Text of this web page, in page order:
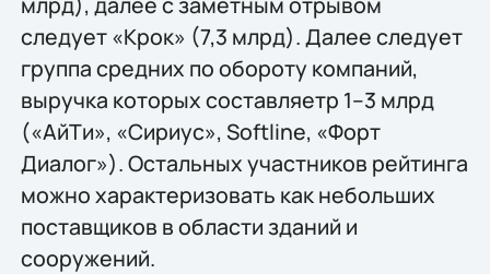
следует «Крок» (7,3 млрд). Далее следует
группа средних по обороту компаний,
выручка которых составляетp 1–3 млрд
(«АйТи», «Сириус», Softline, «Форт
Диалог»). Остальных участников рейтинга
можно характеризовать как небольших
поставщиков в области зданий и
сооружений.